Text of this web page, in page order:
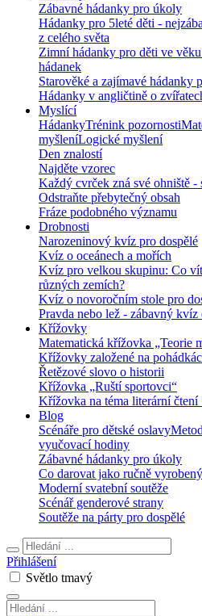
Zábavné hádanky pro úkoly
Hádanky pro 5leté děti -
z celého světa
Zimní hádanky pro děti ve
hádanek
Starověké a zajímavé hádanky
Hádanky v angličtině o
Myslící
HádankyTrénink pozornosti
myšleníLogické myšlení
Den znalostí
Najděte vzorec
Každý cvrček zná své ohniště -
Odstraňte přebytečný obsah
Fráze podobného významu
Drobnosti
Narozeninový kvíz pro dospělé
Kvíz o oceánech a mořích
Kvíz pro velkou skupinu: Co
různých zemích?
Kvíz o novoročním stole pro
Pravda nebo lež - zábavný kvíz
Křížovky
Matematická křížovka „Teorie
Křížovky založené na
Řetězové slovo o historii
Křížovka „Ruští sportovci“
Křížovka na téma literární
Blog
Scénáře pro dětské oslavy
vyučovací hodiny
Zábavné hádanky pro úkoly
Co darovat jako ručně
Moderní svatební soutěže
Scénář genderové strany
Soutěže na párty pro dospělé
Přihlášení
Světlo tmavý